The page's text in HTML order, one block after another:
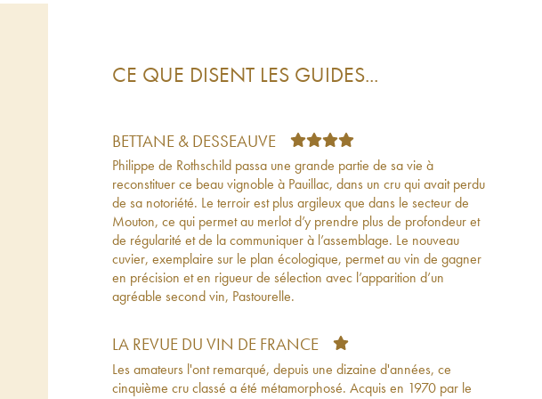
CE QUE DISENT LES GUIDES...
BETTANE & DESSEAUVE
Philippe de Rothschild passa une grande partie de sa vie à
reconstituer ce beau vignoble à Pauillac, dans un cru qui avait perdu
de sa notoriété. Le terroir est plus argileux que dans le secteur de
Mouton, ce qui permet au merlot d’y prendre plus de profondeur et
de régularité et de la communiquer à l’assemblage. Le nouveau
cuvier, exemplaire sur le plan écologique, permet au vin de gagner
en précision et en rigueur de sélection avec l’apparition d’un
agréable second vin, Pastourelle.
LA REVUE DU VIN DE FRANCE
Les amateurs l'ont remarqué, depuis une dizaine d'années, ce
cinquième cru classé a été métamorphosé. Acquis en 1970 par le